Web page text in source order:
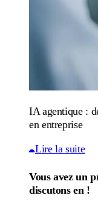
IA agentique :
en entreprise
Lire la suite
Vous avez un
discutons en !